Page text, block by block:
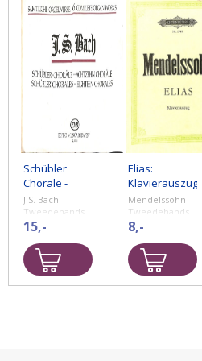
Schübler
Choräle -
Tweedehands
notenschrift
J.S. Bach -
Tweedehands
bladmuziek.
15,-
Elias:
Klavierauszug
-
Tweedehands
notenschrift
Mendelssohn -
Tweedehands
bladmuziek.
8,-